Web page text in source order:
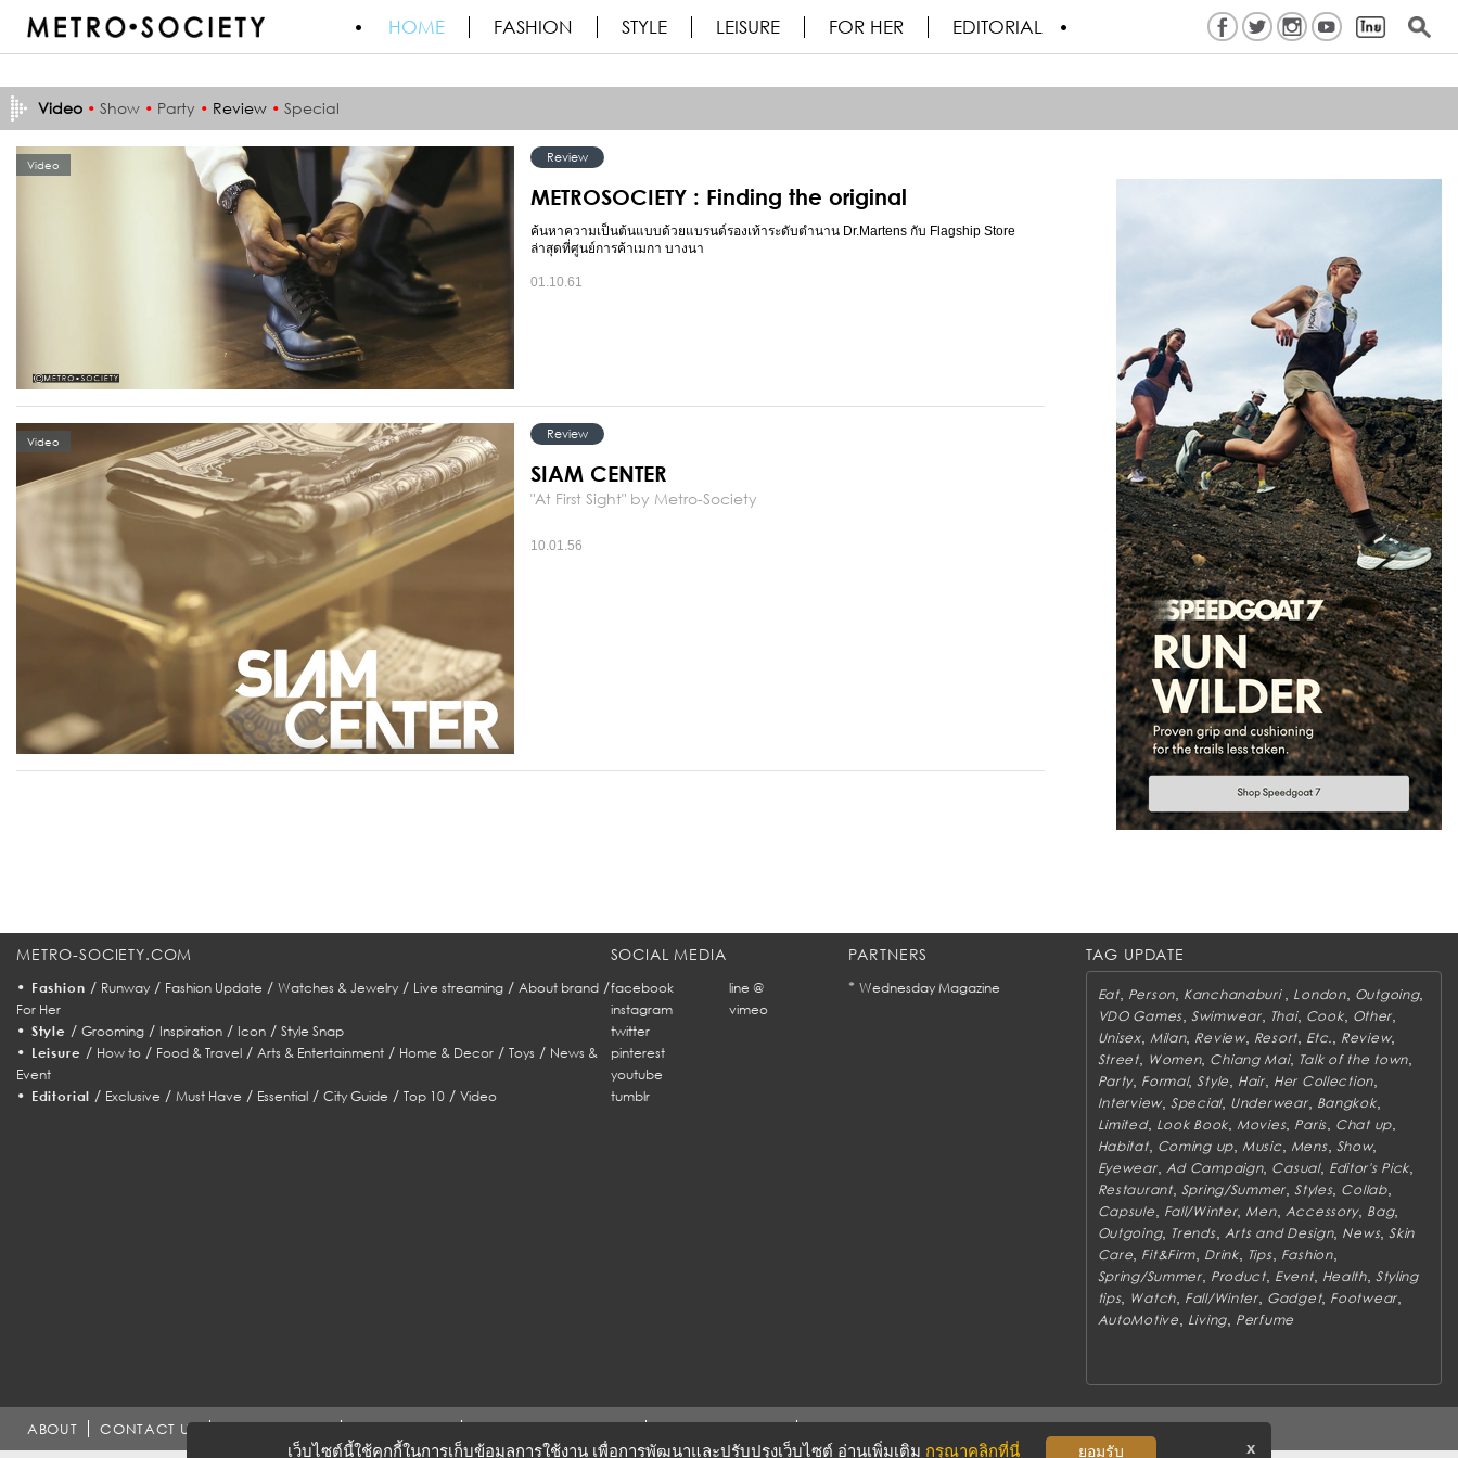
HOME FASHION STYLE LEISURE FOR HER EDITORIAL
Video • Show • Party • Review • Special
Video
Review
METROSOCIETY : Finding the original
ค้นหาความเป็นต้นแบบด้วยแบรนด์รองเท้าระดับตำนาน Dr.Martens กับ Flagship Store
ล่าสุดที่ศูนย์การค้าเมกา บางนา
01.10.61
Video
Review
SIAM CENTER
"At First Sight" by Metro-Society
10.01.56
METRO-SOCIETY.COM
• Fashion / Runway/ Fashion Update / Watches & Jewelry/ Live streaming/ About brand/
For Her
• Style / Grooming/ Inspiration/ Icon/ Style Snap
• Leisure / How to/ Food & Travel/ Arts & Entertainment/ Home & Decor/ Toys / News &
Event
• Editorial / Exclusive /Must Have / Essential /City Guide /Top 10 /Video
SOCIAL MEDIA
facebook
line @
instagram
vimeo
twitter
pinterest
youtube
tumblr
PARTNERS
* Wednesday Magazine
TAG UPDATE
Eat, Person Kanchanaburi London, Outgoing,
VDO Games, Swimwear, Thai, Cook, Other
Unisex, Milan, Review, Resort Etc. Review,
Street, Women, Chiang Mai, Talk of the town
Party, Formal,Style Hair, Her Collection
Interview, Special, Underwear, Bangkok,
Limited, Look Book Movies, Paris, Chat up
Habitat, Coming up Music Mens, Show,
Eyewear, Ad Campaign, Casual, Editor's Pick
Restaurant, Spring/Summer ,Styles, Collab,
Capsule Fall/Winter, Men, Accessory, Bag,
Outgoing, Trends, Arts and Design, News,Skin
Care Fit&Firm Drink, Tips, Fashion,
Spring/Summer, Product, Event, Health, Styling
tips, Watch Fall/Winter, Gadget, Footwear
AutoMotive Living Perfume
ABOUT CONTACT US
เว็บไซต์นี้ใช้คุกกี้ในการเก็บข้อมูลการใช้งาน เพื่อการพัฒนาและปรับปรุงเว็บไซต์ อ่านเพิ่มเติม กรุณาคลิกที่นี่ ยอมรับ x